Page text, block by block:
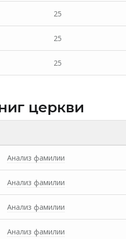
25
25
25
церкви
Анализ фамилии
Анализ фамилии
Анализ фамилии
Анализ фамилии